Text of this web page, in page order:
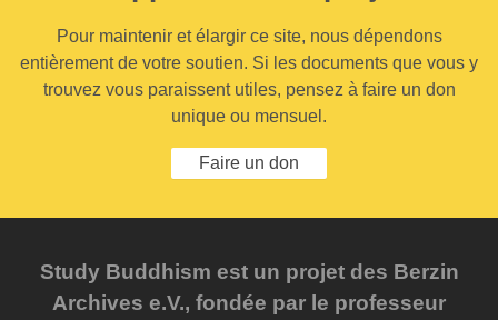
Pour maintenir et élargir ce site, nous dépendons
entièrement de votre soutien. Si les documents que vous y
trouvez vous paraissent utiles, pensez à faire un don
unique ou mensuel.
Faire un don
Study Buddhism est un projet des Berzin
Archives e.V., fondée par le professeur